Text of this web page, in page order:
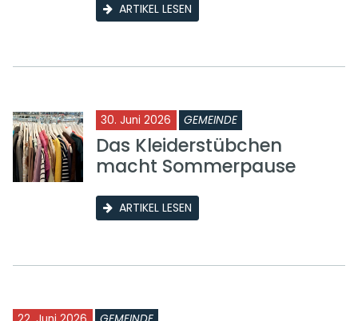
ARTIKEL LESEN
30. Juni 2026 GEMEINDE
Das Kleiderstübchen
macht Sommerpause
ARTIKEL LESEN